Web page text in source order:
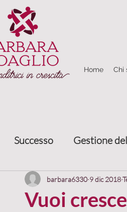
Home Chi
Successo Gestione
Marketing relazionale
Vuoi
barbara6330 9 dic 2018